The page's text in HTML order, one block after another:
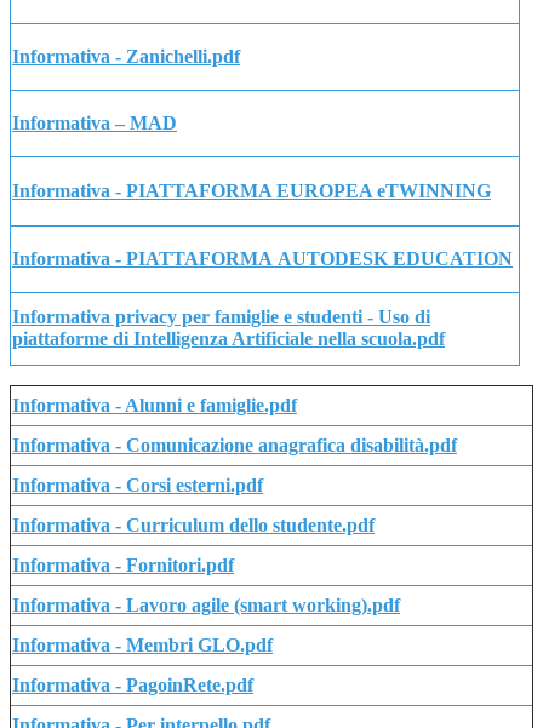
Informativa - Zanichelli.pdf
Informativa – MAD
Informativa - PIATTAFORMA EUROPEA eTWINNING
Informativa - PIATTAFORMA AUTODESK EDUCATION
Informativa privacy per famiglie e studenti - Uso di
piattaforme di Intelligenza Artificiale nella scuola.pdf
Informativa - Alunni e famiglie.pdf
Informativa - Comunicazione anagrafica disabilità.pdf
Informativa - Corsi esterni.pdf
Informativa - Curriculum dello studente.pdf
Informativa - Fornitori.pdf
Informativa - Lavoro agile (smart working).pdf
Informativa - Membri GLO.pdf
Informativa - PagoinRete.pdf